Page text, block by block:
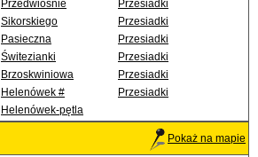
Przedwiośnie
Przesiadki
Sikorskiego
Przesiadki
Pasieczna
Przesiadki
Świtezianki
Przesiadki
Brzoskwiniowa
Przesiadki
Helenówek #
Przesiadki
Helenówek-pętla
Pokaż na mapie